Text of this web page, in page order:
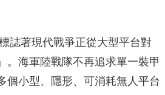
誌著現代戰爭正從大型平台對
。海軍陸戰隊不再追求單一裝甲
個小型、隱形、可消耗無人平台